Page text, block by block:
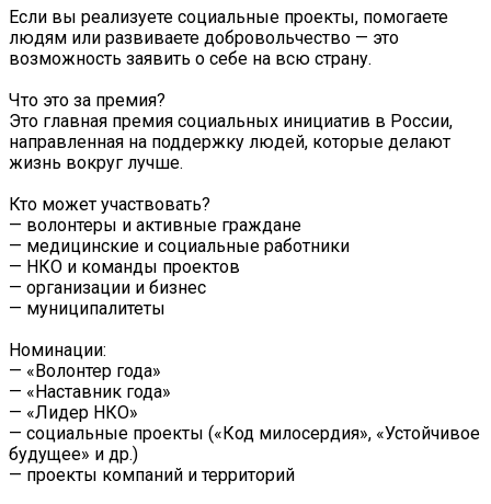
Если вы реализуете социальные проекты, помогаете
людям или развиваете добровольчество — это
возможность заявить о себе на всю страну.
Что это за премия?
Это главная премия социальных инициатив в России,
направленная на поддержку людей, которые делают
жизнь вокруг лучше.
Кто может участвовать?
— волонтеры и активные граждане
— медицинские и социальные работники
— НКО и команды проектов
— организации и бизнес
— муниципалитеты
Номинации:
— «Волонтер года»
— «Наставник года»
— «Лидер НКО»
— социальные проекты («Код милосердия», «Устойчивое
будущее» и др.)
— проекты компаний и территорий